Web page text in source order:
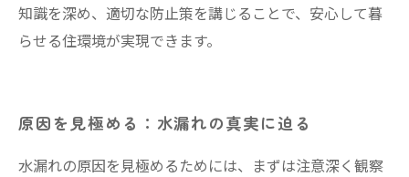
知識を深め、適切な防止策を講じることで、安心して暮
らせる住環境が実現できます。
原因を見極める：水漏れの真実に迫る
水漏れの原因を見極めるためには、まずは注意深く観察